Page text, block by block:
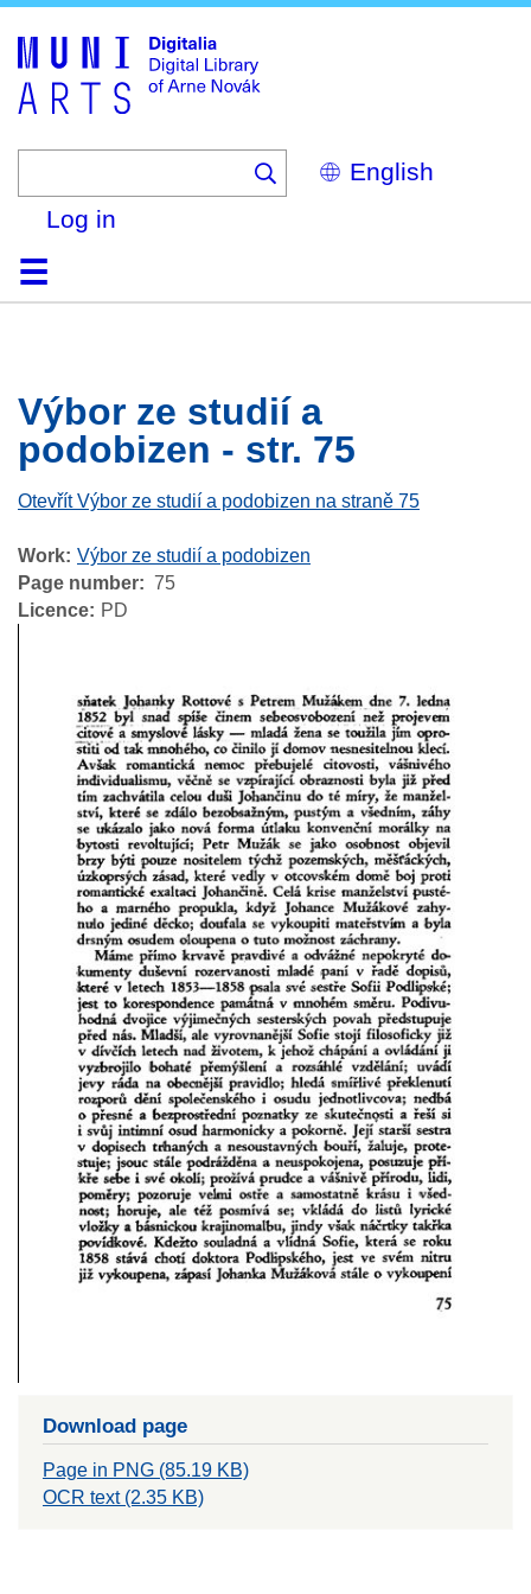
Select
your
Log in
HomeBrowse
Search
About
HelpContactDigitalia
Výbor ze studií a
podobizen - str. 75
Otevřít Výbor ze studií a podobizen na straně 75
Work Výbor ze studií a podobizen
Page number
75
Licence
PD
Download page
Page in PNG (85.19 KB)
OCR text (2.35 KB)